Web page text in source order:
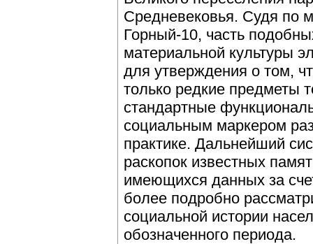
Средневековья. Судя по
Горный-10, часть
материальной культуры
для утверждения о том,
только редкие предметы
стандартные
социальным маркером
практике. Дальнейший
раскопок известных
имеющихся данных за
более подробно
социальной истории
обозначенного периода.